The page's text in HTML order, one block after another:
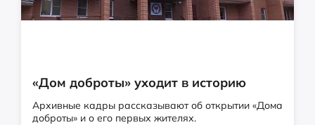
«Дом доброты» уходит в историю
Архивные кадры рассказывают об открытии «Дома
доброты» и о его первых жителях.